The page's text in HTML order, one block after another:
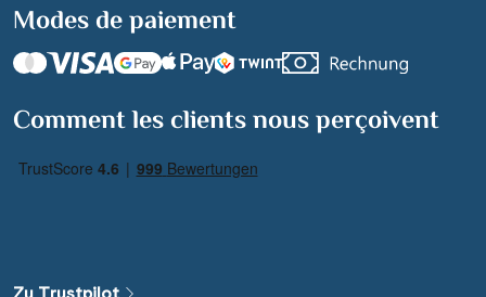
Modes de paiement
Comment les clients nous perçoivent
Zu Trustpilot